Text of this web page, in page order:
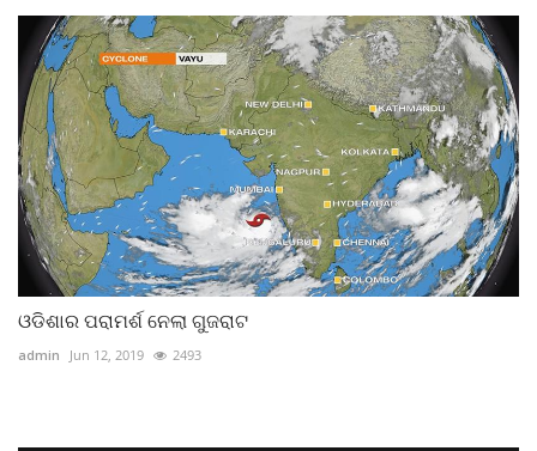
ଓଡିଶାର ପରାମର୍ଶ ନେଲା ଗୁଜରାଟ
admin Jun 12, 2019 2493